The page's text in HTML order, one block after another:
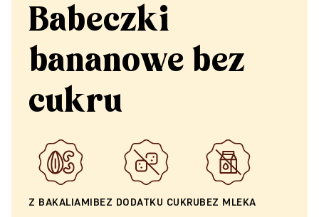
Babeczki
bananowe bez
cukru
Z BAKALIAMIBEZ DODATKU CUKRUBEZ MLEKA